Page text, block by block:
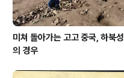
미쳐 돌아가는 고고 중국, 하북성
의 경우